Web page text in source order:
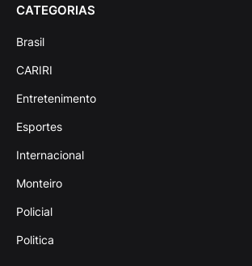
CATEGORIAS
Brasil
CARIRI
Entretenimento
Esportes
Internacional
Monteiro
Policial
Politica